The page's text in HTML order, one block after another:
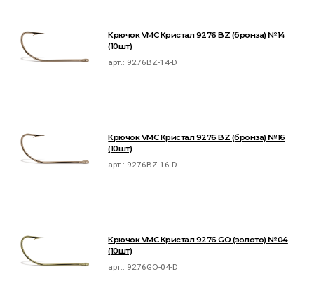
Крючок VMC Кристал 9276 BZ (бронза) №14
(10шт)
арт.: 9276BZ-14-D
Крючок VMC Кристал 9276 BZ (бронза) №16
(10шт)
арт.: 9276BZ-16-D
Крючок VMC Кристал 9276 GO (золото) №04
(10шт)
арт.: 9276GO-04-D